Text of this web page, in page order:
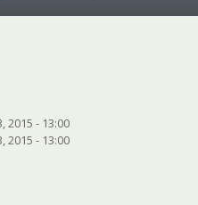
2015 - 13:00
2015 - 13:00